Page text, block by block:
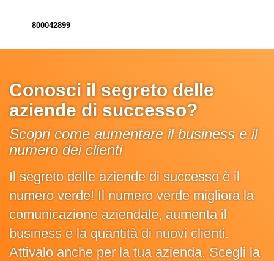
800042899
Conosci il segreto delle
aziende di successo?
Scopri come aumentare il business e il
numero dei clienti
Il segreto delle aziende di successo è il
numero verde! Il numero verde migliora la
comunicazione aziendale, aumenta il
business e la quantità di nuovi clienti.
Attivalo anche per la tua azienda. Scegli la